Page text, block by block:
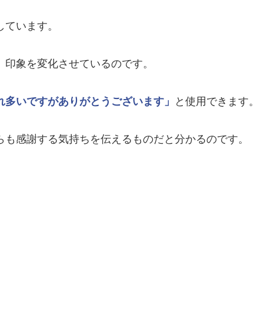
います。
印象を変化させているのです。
いですがありがとうございます」 と使用できます。
感謝する気持ちを伝えるものだと分かるのです。